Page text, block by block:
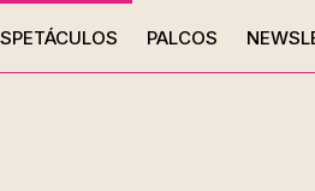
PALCOS